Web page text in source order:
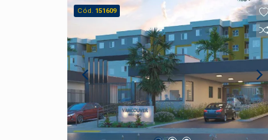
Cód. 151609